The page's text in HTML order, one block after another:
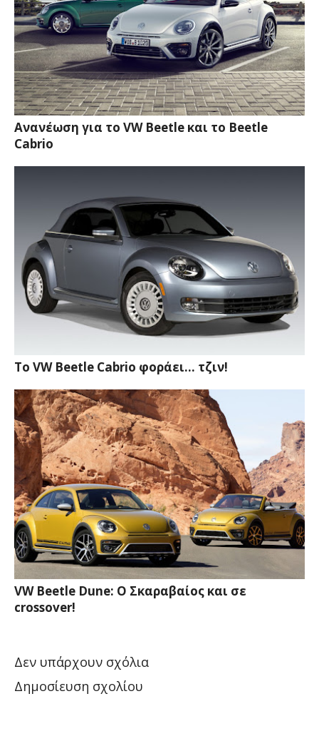
Ανανέωση για το VW Beetle και το Beetle
Cabrio
Το VW Beetle Cabrio φοράει... τζιν!
VW Beetle Dune: Ο Σκαραβαίος και σε
crossover!
Δεν υπάρχουν σχόλια
Δημοσίευση σχολίου